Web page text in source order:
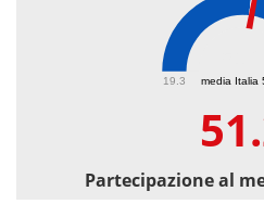
media Italia
19.3
Partecipazione al